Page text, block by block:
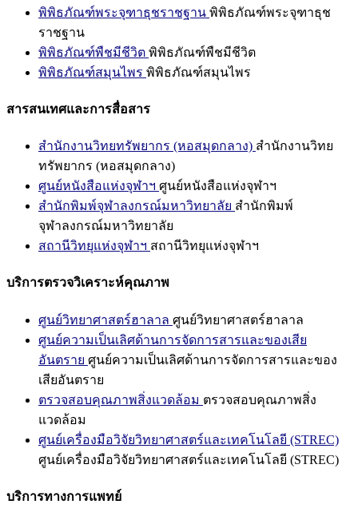
พิพิธภัณฑ์พระจุฑาธุชราชฐาน พิพิธภัณฑ์พระจุฑาธุช
ราชฐาน
พิพิธภัณฑ์พืชมีชีวิต พิพิธภัณฑ์พืชมีชีวิต
พิพิธภัณฑ์สมุนไพร พิพิธภัณฑ์สมุนไพร
สารสนเทศและการสื่อสาร
สำนักงานวิทยทรัพยากร (หอสมุดกลาง) สำนักงานวิทย
ทรัพยากร (หอสมุดกลาง)
ศูนย์หนังสือแห่งจุฬาฯ ศูนย์หนังสือแห่งจุฬาฯ
สำนักพิมพ์จุฬาลงกรณ์มหาวิทยาลัย สำนักพิมพ์
จุฬาลงกรณ์มหาวิทยาลัย
สถานีวิทยุแห่งจุฬาฯ สถานีวิทยุแห่งจุฬาฯ
บริการตรวจวิเคราะห์คุณภาพ
ศูนย์วิทยาศาสตร์ฮาลาล ศูนย์วิทยาศาสตร์ฮาลาล
ศูนย์ความเป็นเลิศด้านการจัดการสารและของเสีย
อันตราย ศูนย์ความเป็นเลิศด้านการจัดการสารและของ
เสียอันตราย
ตรวจสอบคุณภาพสิ่งแวดล้อม ตรวจสอบคุณภาพสิ่ง
แวดล้อม
ศูนย์เครื่องมือวิจัยวิทยาศาสตร์และเทคโนโลยี (STREC)
ศูนย์เครื่องมือวิจัยวิทยาศาสตร์และเทคโนโลยี (STREC)
บริการทางการแพทย์